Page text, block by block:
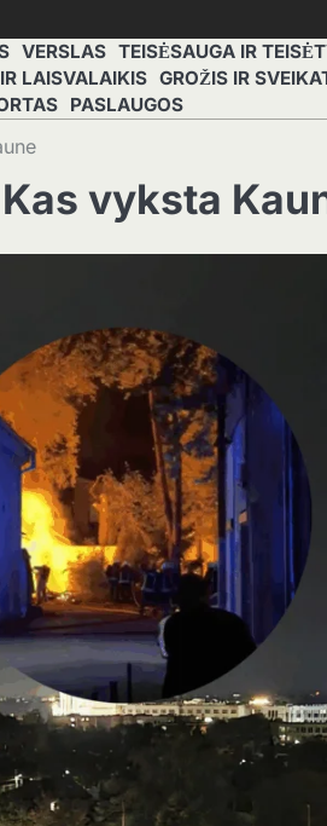
VERSLAS TEISĖSAUGA IR
LAISVALAIKIS GROŽIS IR
PASLAUGOS
vyksta